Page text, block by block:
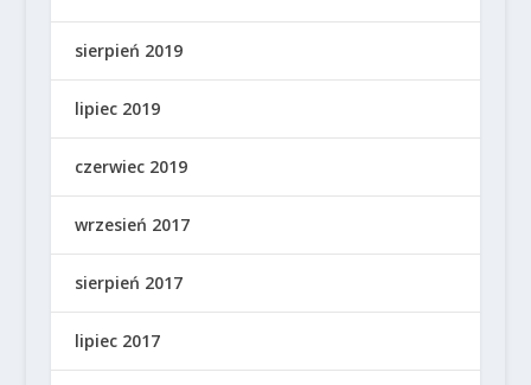
sierpień 2019
lipiec 2019
czerwiec 2019
wrzesień 2017
sierpień 2017
lipiec 2017